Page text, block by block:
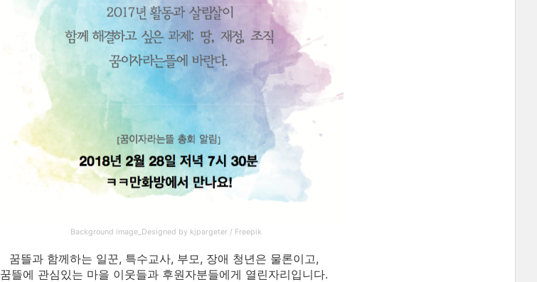
Background image_ Designed by kjpargeter / Freepik
꿈뜰과 함께하는 일꾼, 특수교사, 부모, 장애 청년은 물론이고,
꿈뜰에 관심있는 마을 이웃들과 후원자분들에게 열린자리입니다.